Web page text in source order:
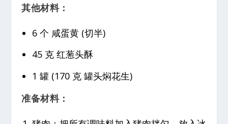
其他材料：
6 个 咸蛋黄 (切半)
45 克 红葱头酥
1 罐 (170 克 罐头焖花生)
准备材料：